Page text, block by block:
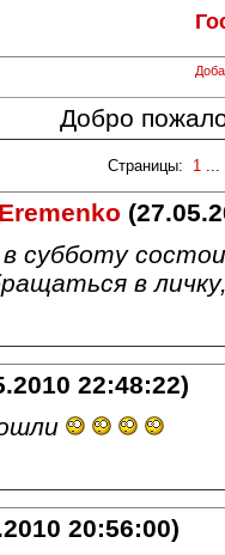
Добро
Страницы: 1 ...
субботу
в
22:48:22)
20:56:00)